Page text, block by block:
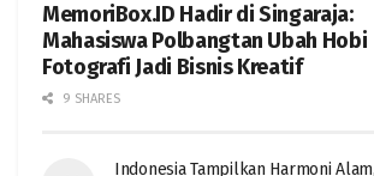
MemoriBox.ID Hadir di Singaraja:
Mahasiswa Polbangtan Ubah Hobi
Fotografi Jadi Bisnis Kreatif
9 SHARES
Indonesia Tampilkan Harmoni